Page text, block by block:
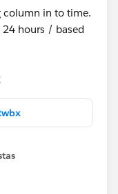
column in to time.
hours / based